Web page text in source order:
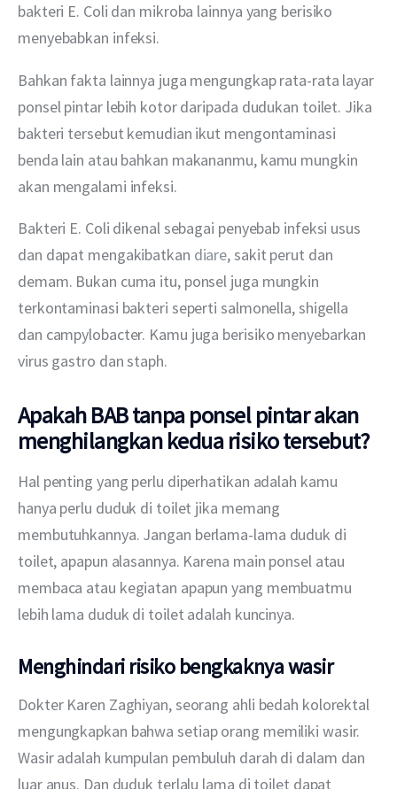
bakteri E. Coli dan mikroba lainnya yang berisiko
menyebabkan infeksi.
Bahkan fakta lainnya juga mengungkap rata-rata layar
ponsel pintar lebih kotor daripada dudukan toilet. Jika
bakteri tersebut kemudian ikut mengontaminasi
benda lain atau bahkan makananmu, kamu mungkin
akan mengalami infeksi.
Bakteri E. Coli dikenal sebagai penyebab infeksi usus
dan dapat mengakibatkan diare, sakit perut dan
demam. Bukan cuma itu, ponsel juga mungkin
terkontaminasi bakteri seperti salmonella, shigella
dan campylobacter. Kamu juga berisiko menyebarkan
virus gastro dan staph.
Apakah BAB tanpa ponsel pintar akan
menghilangkan kedua risiko tersebut?
Hal penting yang perlu diperhatikan adalah kamu
hanya perlu duduk di toilet jika memang
membutuhkannya. Jangan berlama-lama duduk di
toilet, apapun alasannya. Karena main ponsel atau
membaca atau kegiatan apapun yang membuatmu
lebih lama duduk di toilet adalah kuncinya.
Menghindari risiko bengkaknya wasir
Dokter Karen Zaghiyan, seorang ahli bedah kolorektal
mengungkapkan bahwa setiap orang memiliki wasir.
Wasir adalah kumpulan pembuluh darah di dalam dan
luar anus. Dan duduk terlalu lama di toilet dapat